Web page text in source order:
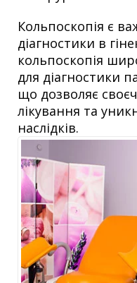
Кольпоскопія є
діагностики в
кольпоскопія
для діагностики
що дозволяє
лікування та
наслідків.